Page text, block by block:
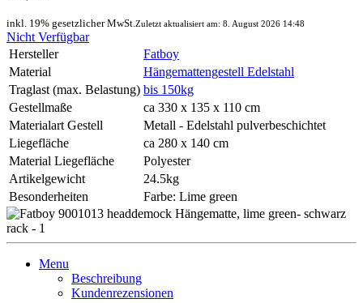
inkl. 19% gesetzlicher MwSt. Zuletzt aktualisiert am: 8. August 2026 14:48
Nicht Verfügbar
Hersteller
Fatboy
Material
Hängemattengestell Edelstahl
Traglast (max. Belastung) bis 150kg
Gestellmaße
ca 330 x 135 x 110 cm
Materialart Gestell
Metall - Edelstahl pulverbeschichtet
Liegefläche
ca 280 x 140 cm
Material Liegefläche
Polyester
Artikelgewicht
24.5kg
Besonderheiten
Farbe: Lime green
Menu
Beschreibung
Kundenrezensionen